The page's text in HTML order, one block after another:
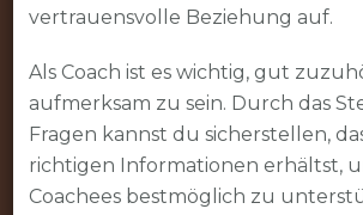
vertrauensvolle Beziehung auf.
Als Coach ist es wichtig, gut
aufmerksam zu sein. Durch das
Fragen kannst du sicherstellen,
richtigen Informationen erhältst,
Coachees bestmöglich zu